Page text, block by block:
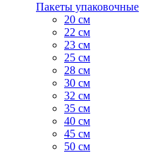
Пакеты упаковочные
20 см
22 см
23 см
25 см
28 см
30 см
32 см
35 см
40 см
45 см
50 см